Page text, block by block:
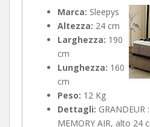
Marca: Sleepys
Altezza: 24 cm
Larghezza: 190
cm
Lunghezza: 160
cm
Peso: 12 Kg
Dettagli:
MEMORY AIR, alto 24